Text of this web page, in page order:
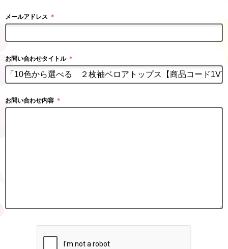
メールアドレス ＊
お問い合わせタイトル ＊
お問い合わせ内容 ＊